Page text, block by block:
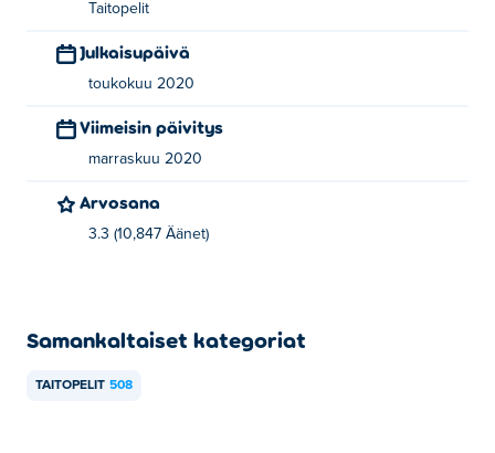
Taitopelit
Julkaisupäivä
toukokuu 2020
Viimeisin päivitys
marraskuu 2020
Arvosana
3.3 (10,847 Äänet)
Samankaltaiset kategoriat
TAITOPELIT 508